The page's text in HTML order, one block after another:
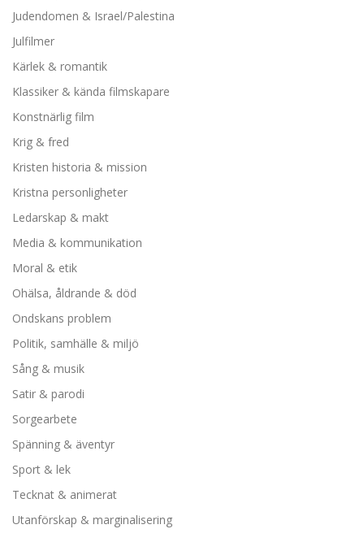
Judendomen & Israel/Palestina
Julfilmer
Kärlek & romantik
Klassiker & kända filmskapare
Konstnärlig film
Krig & fred
Kristen historia & mission
Kristna personligheter
Ledarskap & makt
Media & kommunikation
Moral & etik
Ohälsa, åldrande & död
Ondskans problem
Politik, samhälle & miljö
Sång & musik
Satir & parodi
Sorgearbete
Spänning & äventyr
Sport & lek
Tecknat & animerat
Utanförskap & marginalisering